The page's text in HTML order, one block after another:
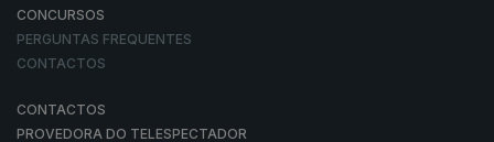
CONCURSOS
PERGUNTAS FREQUENTES
CONTACTOS
CONTACTOS
PROVEDORA DO TELESPECTADOR